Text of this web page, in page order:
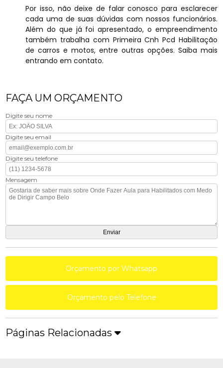
Por isso, não deixe de falar conosco para esclarecer
cada uma de suas dúvidas com nossos funcionários.
Além do que já foi apresentado, o empreendimento
também trabalha com Primeira Cnh Pcd Habilitação
de carros e motos, entre outras opções. Saiba mais
entrando em contato.
FAÇA UM ORÇAMENTO
Digite seu nome
Digite seu email
Digite seu telefone
Mensagem
Orçamento por Whatsapp
Orçamento pelo Telefone
Páginas Relacionadas